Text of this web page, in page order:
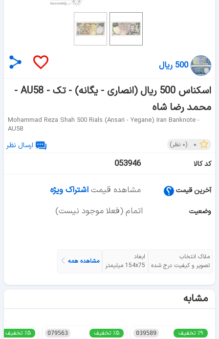
500 ریال
اسکناس 500 ریال (انصاری - یگانه) - تک - AU58 -
محمد رضا شاه
Mohammad Reza Shah 500 Rials (ansari - Yegane) Iran Banknote -
AU58
۰ (۰ نظر)
ارسال نظر
کد کالا
053946
آخرین قیمت مشاهده قیمت اشتراک ویژه
وضعیت اتمام (فعلا موجود نیست)
ملاک انتخاب
تصویر و کیفیت درج شده
ابعاد
154x75 میلیمتر
مشاهده همه
مشابه
039589 ٪۹ تخفیف 079563 ٪۵ تخفیف ٪۵ تخفیف